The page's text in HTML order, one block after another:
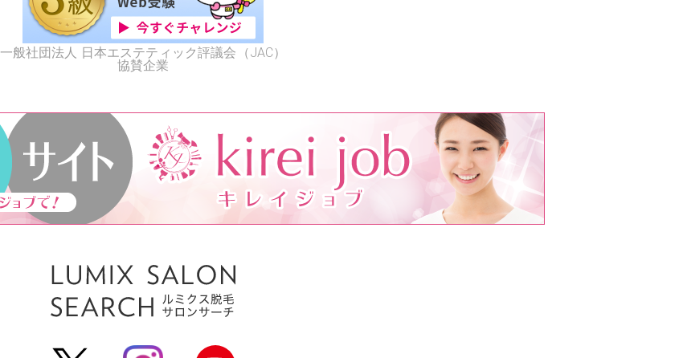
一般社団法人 日本エステティック評議会（JAC）
協賛企業